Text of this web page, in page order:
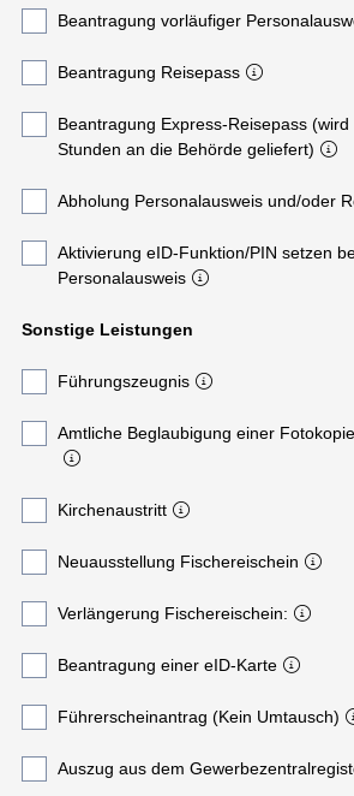
Beantragung vorläufiger
Beantragung Reisepass
Beantragung Express-Reisepass
Stunden an die Behörde geliefert)
Abholung Personalausweis und/oder
Aktivierung eID-Funktion/PIN setzen
Personalausweis
Sonstige Leistungen
Führungszeugnis
Amtliche Beglaubigung einer
Kirchenaustritt
Neuausstellung Fischereischein
Verlängerung Fischereischein:
Beantragung einer eID-Karte
Führerscheinantrag (Kein Umtausch)
Auszug aus dem